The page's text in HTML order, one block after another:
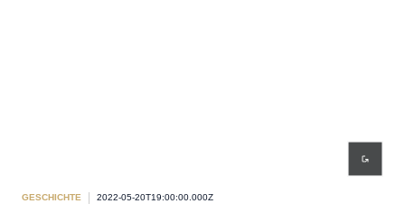
GESCHICHTE 2022-05-20T19:00:00.000Z